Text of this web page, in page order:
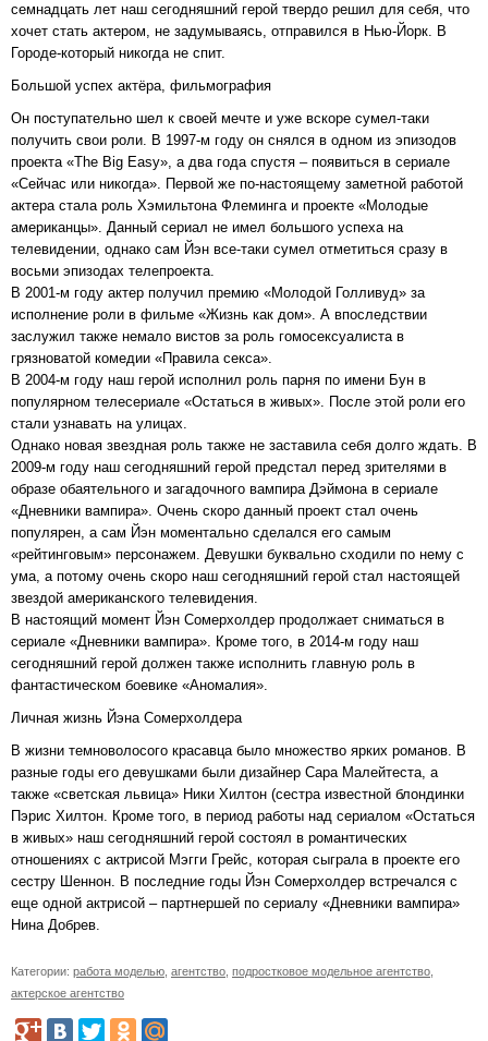
семнадцать лет наш сегодняшний герой твердо решил для себя, что
хочет стать актером, не задумываясь, отправился в Нью-Йорк. В
Городе-который никогда не спит.
Большой успех актёра, фильмография
Он поступательно шел к своей мечте и уже вскоре сумел-таки
получить свои роли. В 1997-м году он снялся в одном из эпизодов
проекта «The Big Easy», а два года спустя – появиться в сериале
«Сейчас или никогда». Первой же по-настоящему заметной работой
актера стала роль Хэмильтона Флеминга и проекте «Молодые
американцы». Данный сериал не имел большого успеха на
телевидении, однако сам Йэн все-таки сумел отметиться сразу в
восьми эпизодах телепроекта.
В 2001-м году актер получил премию «Молодой Голливуд» за
исполнение роли в фильме «Жизнь как дом». А впоследствии
заслужил также немало вистов за роль гомосексуалиста в
грязноватой комедии «Правила секса».
В 2004-м году наш герой исполнил роль парня по имени Бун в
популярном телесериале «Остаться в живых». После этой роли его
стали узнавать на улицах.
Однако новая звездная роль также не заставила себя долго ждать. В
2009-м году наш сегодняшний герой предстал перед зрителями в
образе обаятельного и загадочного вампира Дэймона в сериале
«Дневники вампира». Очень скоро данный проект стал очень
популярен, а сам Йэн моментально сделался его самым
«рейтинговым» персонажем. Девушки буквально сходили по нему с
ума, а потому очень скоро наш сегодняшний герой стал настоящей
звездой американского телевидения.
В настоящий момент Йэн Сомерхолдер продолжает сниматься в
сериале «Дневники вампира». Кроме того, в 2014-м году наш
сегодняшний герой должен также исполнить главную роль в
фантастическом боевике «Аномалия».
Личная жизнь Йэна Сомерхолдера
В жизни темноволосого красавца было множество ярких романов. В
разные годы его девушками были дизайнер Сара Малейтеста, а
также «светская львица» Ники Хилтон (сестра известной блондинки
Пэрис Хилтон. Кроме того, в период работы над сериалом «Остаться
в живых» наш сегодняшний герой состоял в романтических
отношениях с актрисой Мэгги Грейс, которая сыграла в проекте его
сестру Шеннон. В последние годы Йэн Сомерхолдер встречался с
еще одной актрисой – партнершей по сериалу «Дневники вампира»
Нина Добрев.
Категории: работа моделью агентство подростковое модельное агентство
актерское агентство